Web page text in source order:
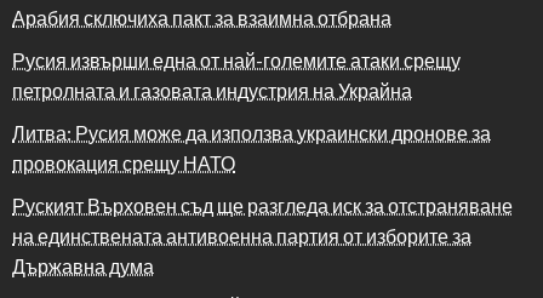
Арабия сключиха пакт за взаимна отбрана
Русия извърши една от най-големите атаки срещу
петролната и газовата индустрия на Украйна
Литва: Русия може да използва украински дронове за
провокация срещу НАТО
Руският Върховен съд ще разгледа иск за отстраняване
на единствената антивоенна партия от изборите за
Държавна дума